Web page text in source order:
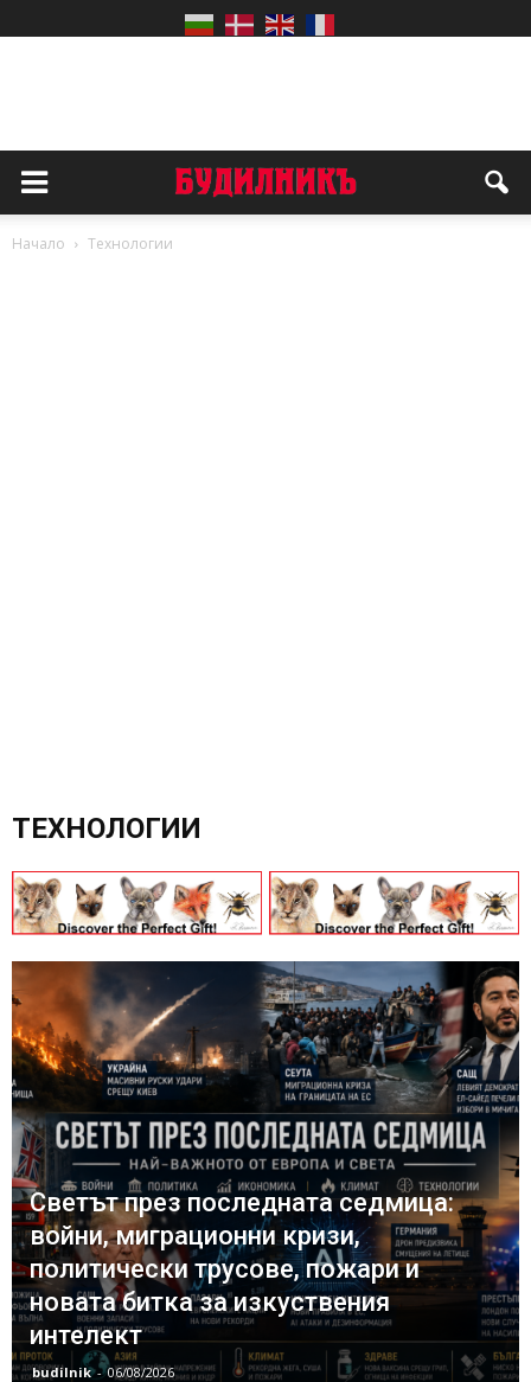
Начало Технологии
ТЕХНОЛОГИИ
Светът през последната седмица:
войни, миграционни кризи,
политически трусове, пожари и
новата битка за изкуствения
интелект
budilnik - 06/08/2026